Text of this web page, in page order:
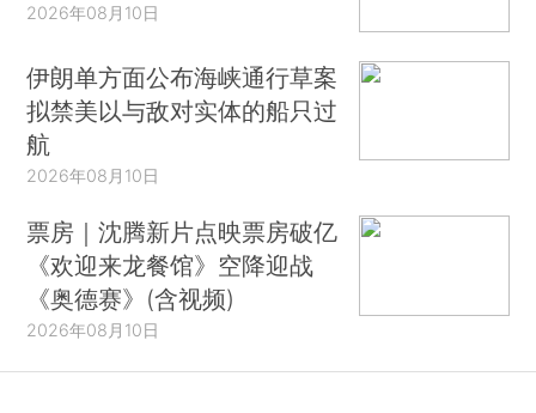
2026年08月10日
伊朗单方面公布海峡通行草案
拟禁美以与敌对实体的船只过
航
2026年08月10日
票房｜沈腾新片点映票房破亿
《欢迎来龙餐馆》空降迎战
《奥德赛》(含视频)
2026年08月10日